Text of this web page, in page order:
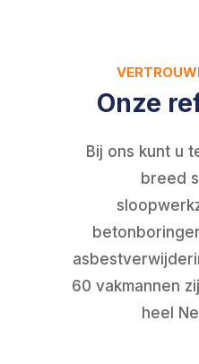
Onze
Bij ons kunt u
breed
60 vakmannen
heel